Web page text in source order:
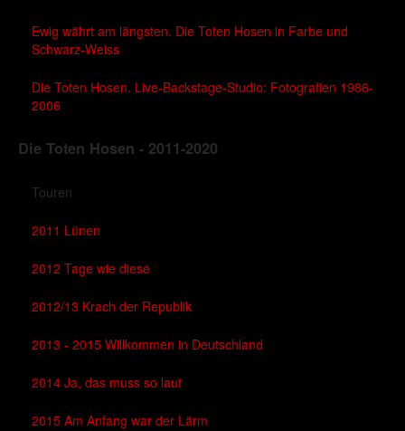
Ewig währt am längsten. Die Toten Hosen in Farbe und
Schwarz-Weiss
Die Toten Hosen. Live-Backstage-Studio: Fotografien 1986-
2006
Die Toten Hosen - 2011-2020
Touren
2011 Lünen
2012 Tage wie diese
2012/13 Krach der Republik
2013 - 2015 Willkommen in Deutschland
2014 Ja, das muss so laut
2015 Am Anfang war der Lärm